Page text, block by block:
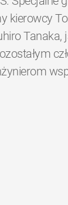
kierowcy
Tanaka,